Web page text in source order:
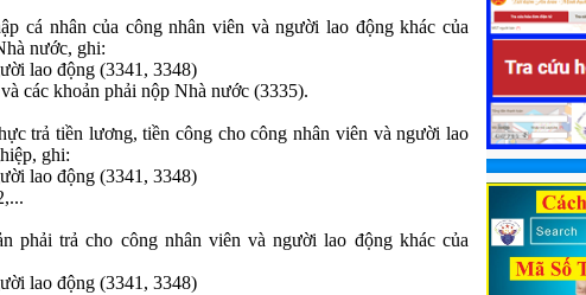
cá nhân của công nhân viên và người lao động khác của
nước, ghi:
lao động (3341, 3348)
các khoản phải nộp Nhà nước (3335).
trả tiền lương, tiền công cho công nhân viên và người lao
ghi:
lao động (3341, 3348)
phải trả cho công nhân viên và người lao động khác của
lao động (3341, 3348)
!